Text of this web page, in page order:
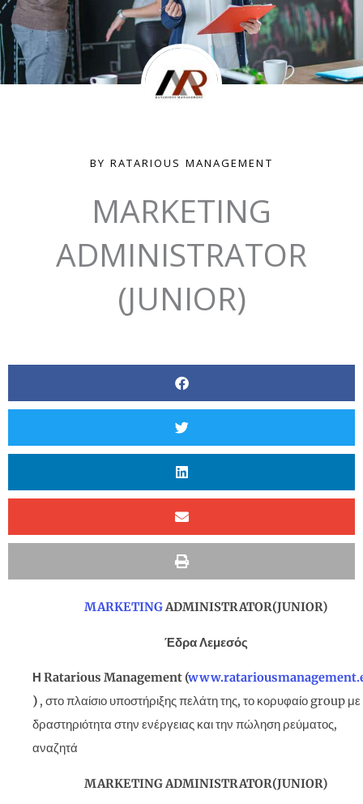
BY RATARIOUS MANAGEMENT
MARKETING
ADMINISTRATOR
(JUNIOR)
MARKETINGADMINISTRATOR(JUNIOR)
Έδρα Λεμεσός
Η Ratarious Management(www.ratariousmanagement.
) , στο πλαίσιο υποστήριξης πελάτη της, το κορυφαίο group με
δραστηριότητα στην ενέργειας και την πώληση ρεύματος,
αναζητά
MARKETING ADMINISTRATOR(JUNIOR)